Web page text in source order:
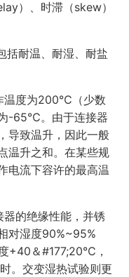
）、时滞（skew）
括耐温、耐湿、耐盐
温度为200℃（少数
-65℃。由于连接器
导致温升，因此一般
温升之和。在某些规
电流下容许的最高温
的绝缘性能，并锈
对湿度90%~95%
+40＆#177;20℃，
。交变湿热试验则更